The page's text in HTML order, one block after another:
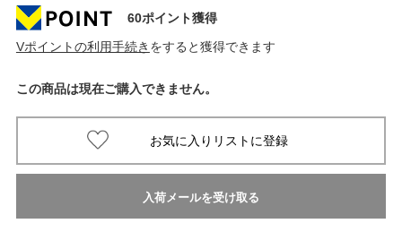
60ポイント獲得
Vポイントの利用手続き をすると獲得できます
この商品は現在ご購入できません。